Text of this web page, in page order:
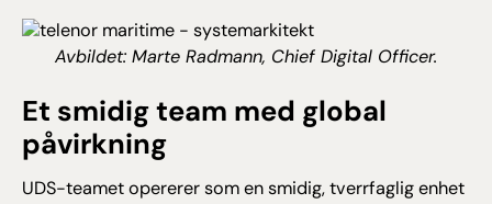
Avbildet: Marte Radmann, Chief Digital Officer.
Et smidig team med global
påvirkning
UDS-teamet opererer som en smidig, tverrfaglig enhet